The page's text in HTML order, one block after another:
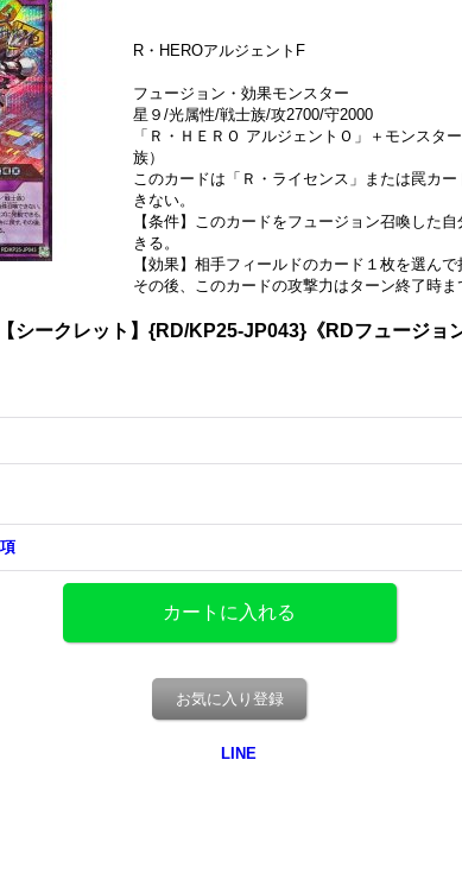
R・HEROアルジェントF
フュージョン・効果モンスター
星９/光属性/戦士族/攻2700/守2000
「Ｒ・ＨＥＲＯ アルジェントＯ」＋モンスタ
族）
このカードは「Ｒ・ライセンス」または罠カ
きない。
【条件】このカードをフュージョン召喚した
きる。
【効果】相手フィールドのカード１枚を選んで
その後、このカードの攻撃力はターン終了時ま
シークレット】{RD/KP25-JP043}《RDフュージョン
お気に入り登録